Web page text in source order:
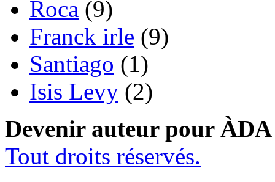
Roca (9)
Franck irle (9)
Santiago (1)
Isis Levy (2)
Devenir auteur pour ÀDA
Tout droits réservés.